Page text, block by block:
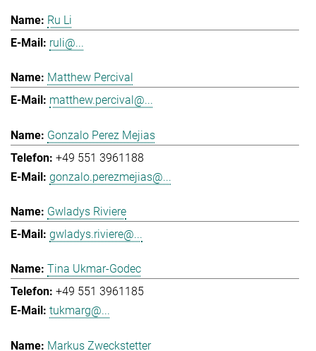
Ru Li
ruli@...
Matthew Percival
matthew.percival@...
Gonzalo Perez Mejias
+49 551 3961188
gonzalo.perezmejias@...
Gwladys Riviere
gwladys.riviere@...
Tina Ukmar-Godec
+49 551 3961185
tukmarg@...
Markus Zweckstetter